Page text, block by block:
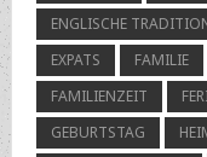
ENGLISCHE
EXPATS
FAMILIE
FAMILIENZEIT
GEBURTSTAG